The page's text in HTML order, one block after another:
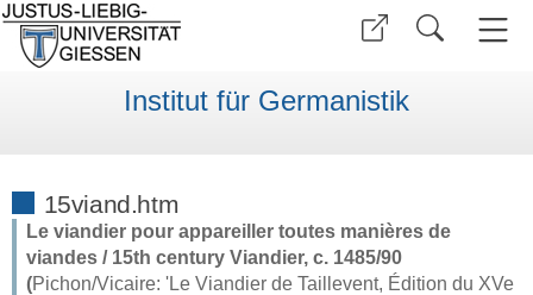
Institut für Germanistik
15viand.htm
Le viandier pour appareiller toutes manières de
viandes / 15th century Viandier, c. 1485/90
(Pichon/Vicaire: 'Le Viandier de Taillevent, Édition du XVe